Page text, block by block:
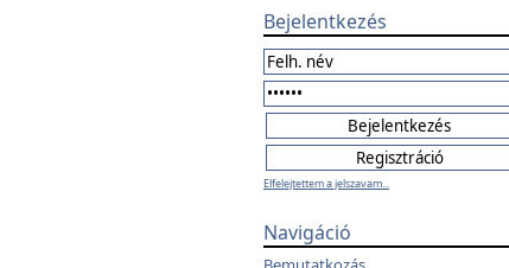
Bejelentkezés
Elfelejtettem a jelszavam...
Navigáció